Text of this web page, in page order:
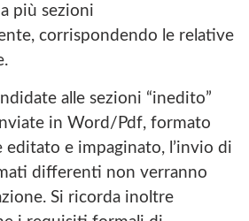
più sezioni
corrispondendo le relative
alle sezioni “inedito”
in Word/Pdf, formato
e impaginato, l’invio di
differenti non verranno
Si ricorda inoltre